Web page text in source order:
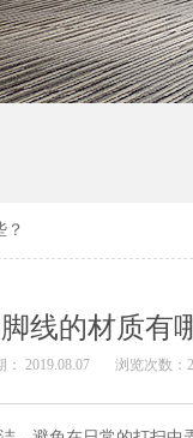
？
线的材质有
： 2019.08.07 浏览次数：